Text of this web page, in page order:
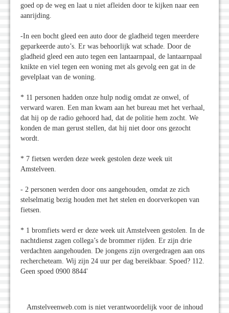
goed op de weg en laat u niet afleiden door te kijken naar een
aanrijding.
-In een bocht gleed een auto door de gladheid tegen meerdere
geparkeerde auto’s. Er was behoorlijk wat schade. Door de
gladheid gleed een auto tegen een lantaarnpaal, de lantaarnpaal
knikte en viel tegen een woning met als gevolg een gat in de
gevelplaat van de woning.
* 11 personen hadden onze hulp nodig omdat ze onwel, of
verward waren. Een man kwam aan het bureau met het verhaal,
dat hij op de radio gehoord had, dat de politie hem zocht. We
konden de man gerust stellen, dat hij niet door ons gezocht
wordt.
* 7 fietsen werden deze week gestolen deze week uit
Amstelveen.
- 2 personen werden door ons aangehouden, omdat ze zich
stelselmatig bezig houden met het stelen en doorverkopen van
fietsen.
* 1 bromfiets werd er deze week uit Amstelveen gestolen. In de
nachtdienst zagen collega’s de brommer rijden. Er zijn drie
verdachten aangehouden. De jongens zijn overgedragen aan ons
rechercheteam. Wij zijn 24 uur per dag bereikbaar. Spoed? 112.
Geen spoed 0900 8844'
Amstelveenweb.com is niet verantwoordelijk voor de inhoud